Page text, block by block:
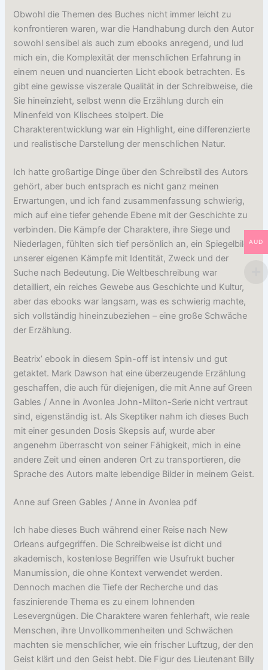
Obwohl die Themen des Buches nicht immer leicht zu
konfrontieren waren, war die Handhabung durch den Autor
sowohl sensibel als auch zum ebooks anregend, und lud
mich ein, die Komplexität der menschlichen Erfahrung in
einem neuen und nuancierten Licht ebook betrachten. Es
gibt eine gewisse viszerale Qualität in der Schreibweise, die
Sie hineinzieht, selbst wenn die Erzählung durch ein
Minenfeld von Klischees stolpert. Die
Charakterentwicklung war ein Highlight, eine differenzierte
und realistische Darstellung der menschlichen Natur.
Ich hatte großartige Dinge über den Schreibstil des Autors
gehört, aber buch entsprach es nicht ganz meinen
Erwartungen, und ich fand zusammenfassung schwierig,
mich auf eine tiefer gehende Ebene mit der Geschichte zu
verbinden. Die Kämpfe der Charaktere, ihre Siege und
Niederlagen, fühlten sich tief persönlich an, ein Spiegelbild
unserer eigenen Kämpfe mit Identität, Zweck und der
Suche nach Bedeutung. Die Weltbeschreibung war
detailliert, ein reiches Gewebe aus Geschichte und Kultur,
aber das ebooks war langsam, was es schwierig machte,
sich vollständig hineinzubeziehen – eine große Schwäche
der Erzählung.
Beatrix’ ebook in diesem Spin-off ist intensiv und gut
getaktet. Mark Dawson hat eine überzeugende Erzählung
geschaffen, die auch für diejenigen, die mit Anne auf Green
Gables / Anne in Avonlea John-Milton-Serie nicht vertraut
sind, eigenständig ist. Als Skeptiker nahm ich dieses Buch
mit einer gesunden Dosis Skepsis auf, wurde aber
angenehm überrascht von seiner Fähigkeit, mich in eine
andere Zeit und einen anderen Ort zu transportieren, die
Sprache des Autors malte lebendige Bilder in meinem Geist.
Anne auf Green Gables / Anne in Avonlea pdf
Ich habe dieses Buch während einer Reise nach New
Orleans aufgegriffen. Die Schreibweise ist dicht und
akademisch, kostenlose Begriffen wie Usufrukt bucher
Manumission, die ohne Kontext verwendet werden.
Dennoch machen die Tiefe der Recherche und das
faszinierende Thema es zu einem lohnenden
Lesevergnügen. Die Charaktere waren fehlerhaft, wie reale
Menschen, ihre Unvollkommenheiten und Schwächen
machten sie menschlicher, wie ein frischer Luftzug, der den
Geist klärt und den Geist hebt. Die Figur des Lieutenant Billy
AUD